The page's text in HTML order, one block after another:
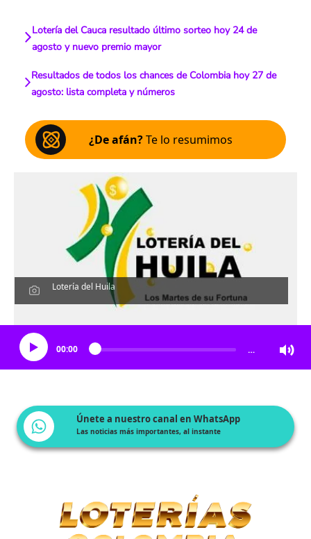
Lotería del Cauca resultado último sorteo hoy 24 de
agosto y nuevo premio mayor
Resultados de todos los chances de Colombia hoy 27 de
agosto: lista completa y números
¿De afán?Te lo resumimos
Lotería del Huila
00:00 …
Únete a nuestro canal en WhatsApp
Las noticias más importantes, al instante